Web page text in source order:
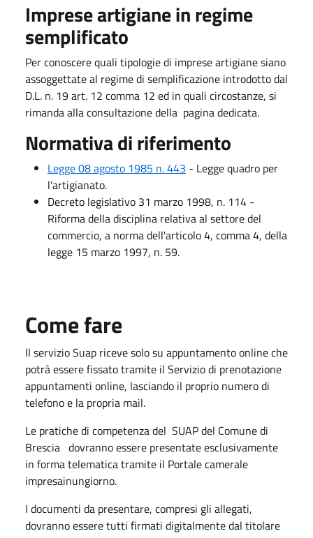
Imprese artigiane in regime
semplificato
Per conoscere quali tipologie di imprese artigiane siano
assoggettate al regime di semplificazione introdotto dal
D.L. n. 19 art. 12 comma 12 ed in quali circostanze, si
rimanda alla consultazione della pagina dedicata.
​Normativa di riferimento
Legge 08 agosto 1985 n. 4​43​ - Legge quadro per
l'artigianato.
Decreto legislativo 31 marzo ​1998, n. 114 - ​​
Riforma della disciplina relativa al settore del
commercio, a norma dell'articolo 4, comma 4, della
legge 15 marzo 1997, n. 59.​
Come fare
Il servizio Suap riceve solo su appuntamento online che
potrà essere fissato tramite il Servizio di prenotazione
appuntamenti online, lasciando il proprio numero di
telefono e la propria mail.
Le pratiche di competenza del SUAP del Comune di
Brescia dovranno essere presentate esclusivamente
in forma telematica tramite il Portale camerale
impresainungior​no.
​I documenti da presentare, compresi gli allegati,
dovranno essere tutti firmati digitalmente dal titolare